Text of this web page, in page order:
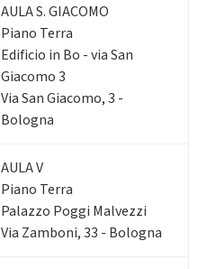
AULA S. GIACOMO
Piano Terra
Edificio in Bo - via San
Giacomo 3
Via San Giacomo, 3 -
Bologna
AULA V
Piano Terra
Palazzo Poggi Malvezzi
Via Zamboni, 33 - Bologna